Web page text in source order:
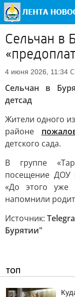
Сельчан в
4 июня 2026, 11:34
Сельчан в
детсад
Жители одного
районе
детского сада.
В группе
посещение ДОУ
«До этого уже
напомнили
Источник:
Бурятии"
ТОП